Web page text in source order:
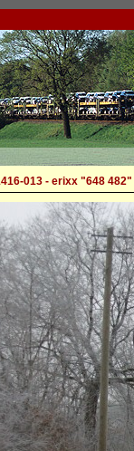
013 - erixx "648 482"